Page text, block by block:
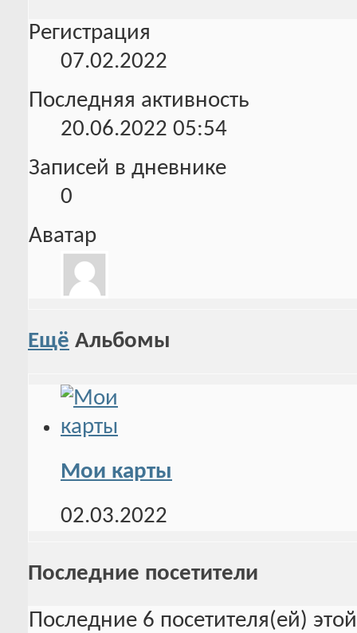
Регистрация
07.02.2022
Последняя активность
20.06.2022 05:54
Записей в дневнике
0
Аватар
Ещё Альбомы
Мои карты
02.03.2022
Последние посетители
Последние 6 посетителя(ей)